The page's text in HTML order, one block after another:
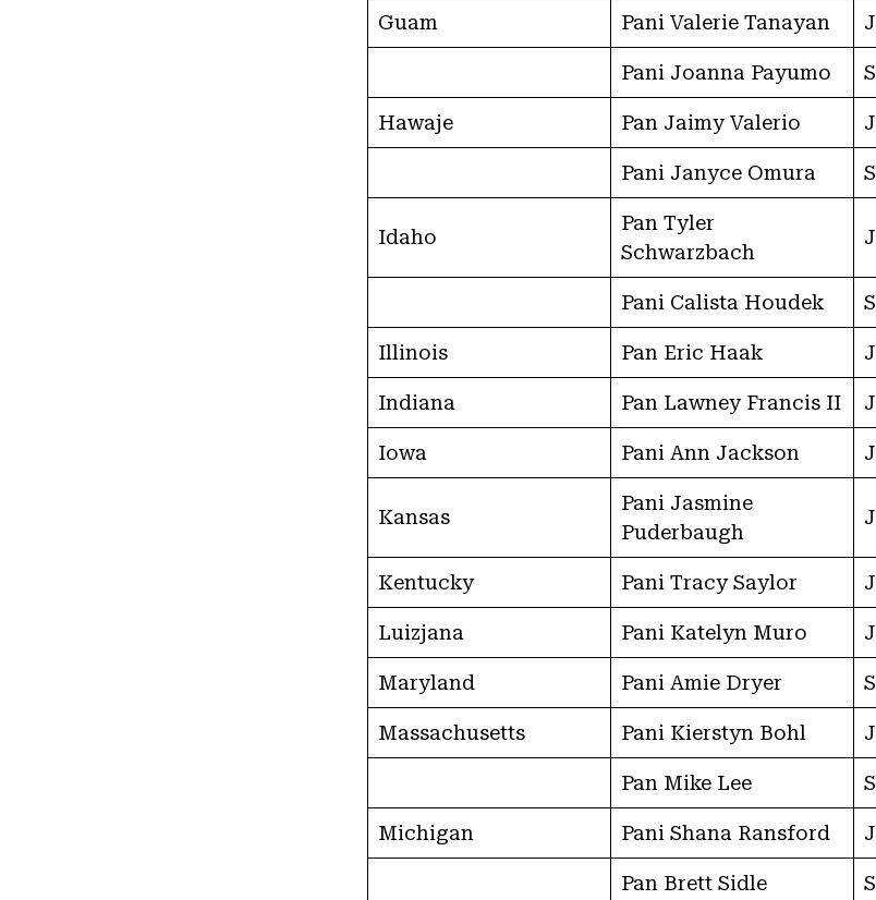
Guam Pani Valerie Tanayan
Pani Joanna Payumo
Hawaje Pan Jaimy Valerio
Pani Janyce Omura
Idaho
Pan Tyler
Schwarzbach
Pani Calista Houdek
Illinois Pan Eric Haak
Indiana Pan Lawney Francis II
Iowa Pani Ann Jackson
Kansas
Pani Jasmine
Puderbaugh
Kentucky Pani Tracy Saylor
Luizjana Pani Katelyn Muro
Maryland Pani Amie Dryer
Massachusetts Pani Kierstyn Bohl
Pan Mike Lee
Michigan Pani Shana Ransford
Pan Brett Sidle